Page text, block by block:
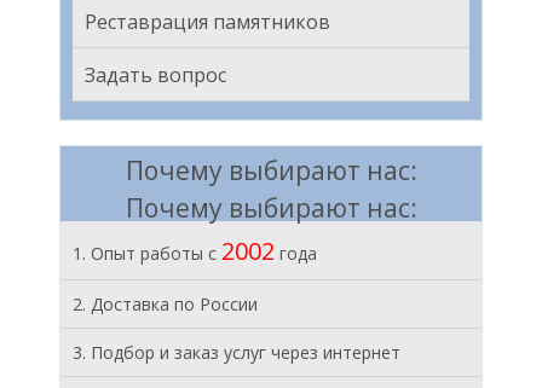
Реставрация памятников
Задать вопрос
Почему выбирают нас:
Почему выбирают нас:
1. Опыт работы с 2002 года
2. Доставка по России
3. Подбор и заказ услуг через интернет